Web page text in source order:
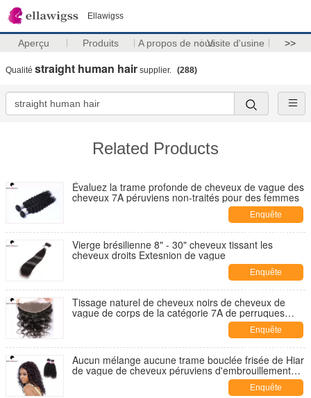
Ellawigss
Aperçu Produits A propos de nousVisite d'usine >>
Qualité straight human hair supplier. (288)
Related Products
Évaluez la trame profonde de cheveux de vague des
cheveux 7A péruviens non-traités pour des femmes
Enquête
maintenant
Vierge brésilienne 8" - 30" cheveux tissant les
cheveux droits Extesnion de vague
Enquête
maintenant
Tissage naturel de cheveux noirs de cheveux de
vague de corps de la catégorie 7A de perruques
Enquête
maintenant
Aucun mélange aucune trame bouclée frisée de Hiar
de vague de cheveux péruviens d'embrouillement
Enquête